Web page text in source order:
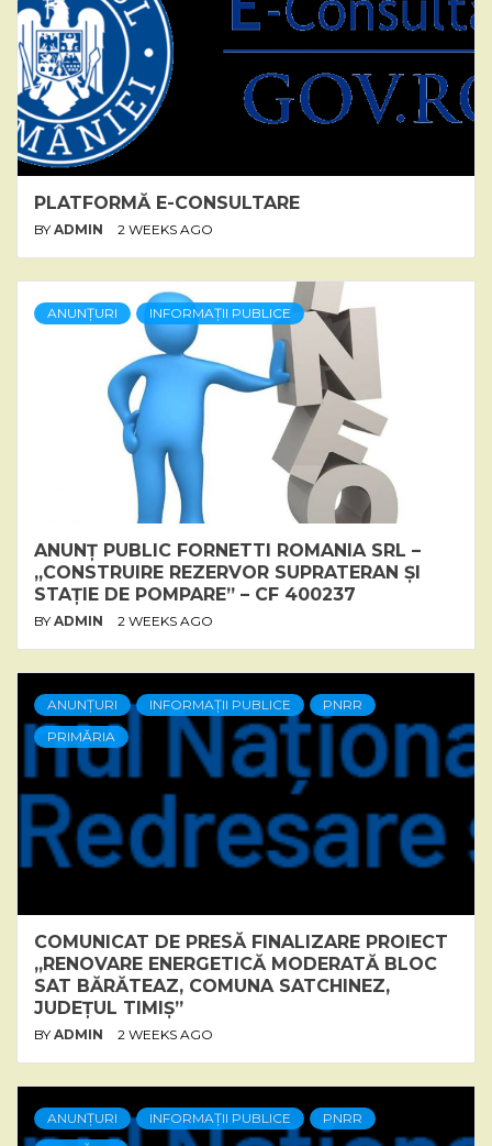
PLATFORMĂ E-CONSULTARE
BY ADMIN 2 WEEKS AGO
ANUNȚURI INFORMAȚII PUBLICE
ANUNȚ PUBLIC FORNETTI ROMANIA SRL –
„CONSTRUIRE REZERVOR SUPRATERAN ȘI
STAȚIE DE POMPARE” – CF 400237
BY ADMIN 2 WEEKS AGO
ANUNȚURI INFORMAȚII PUBLICE
PNRR
PRIMĂRIA
COMUNICAT DE PRESĂ FINALIZARE PROIECT
„RENOVARE ENERGETICĂ MODERATĂ BLOC
SAT BĂRĂTEAZ, COMUNA SATCHINEZ,
JUDEȚUL TIMIȘ”
BY ADMIN 2 WEEKS AGO
ANUNȚURI INFORMAȚII PUBLICE
PNRR